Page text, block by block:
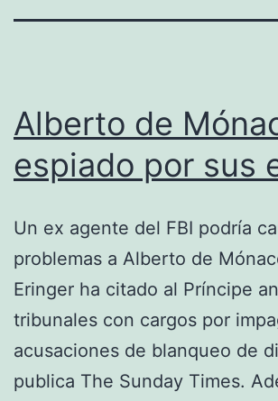
Alberto de
espiado por sus
Un ex agente del FBI podría
problemas a Alberto de
Eringer ha citado al Príncipe
tribunales con cargos por
acusaciones de blanqueo de
publica The Sunday Times.